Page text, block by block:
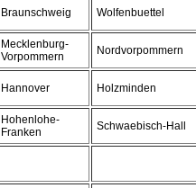
Braunschweig Wolfenbuettel
Mecklenburg-
Vorpommern
Nordvorpommern
Hannover Holzminden
Hohenlohe-
Franken
Schwaebisch-Hall